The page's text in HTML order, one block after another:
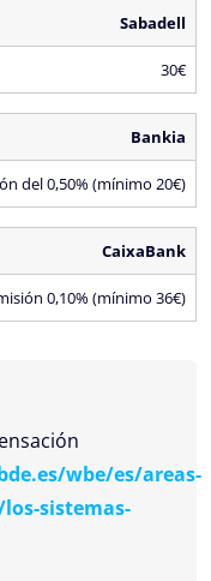
Sabadell
30€
Bankia
del 0,50% (mínimo 20€)
CaixaBank
0,10% (mínimo 36€)
wbe/es/areas-
sistemas-